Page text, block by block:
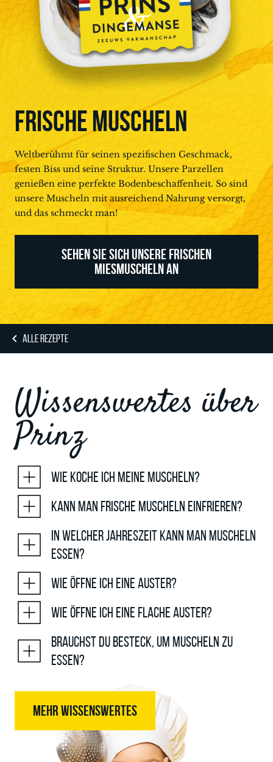
FRISCHE MUSCHELN
Weltberühmt für seinen spezifischen Geschmack,
festen Biss und seine Struktur. Unsere Parzellen
genießen eine perfekte Bodenbeschaffenheit. So sind
unsere Muscheln mit ausreichend Nahrung versorgt,
und das schmeckt man!
SEHEN SIE SICH UNSERE FRISCHEN
MIESMUSCHELN AN
ALLE REZEPTE
Wissenswertes über
Prinz
Wie koche ich meine Muscheln?
Kann man frische Muscheln einfrieren?
In welcher Jahreszeit kann man Muscheln
essen?
Wie öffne ich eine Auster?
Wie öffne ich eine flache Auster?
Brauchst du Besteck, um Muscheln zu
essen?
MEHR WISSENSWERTES